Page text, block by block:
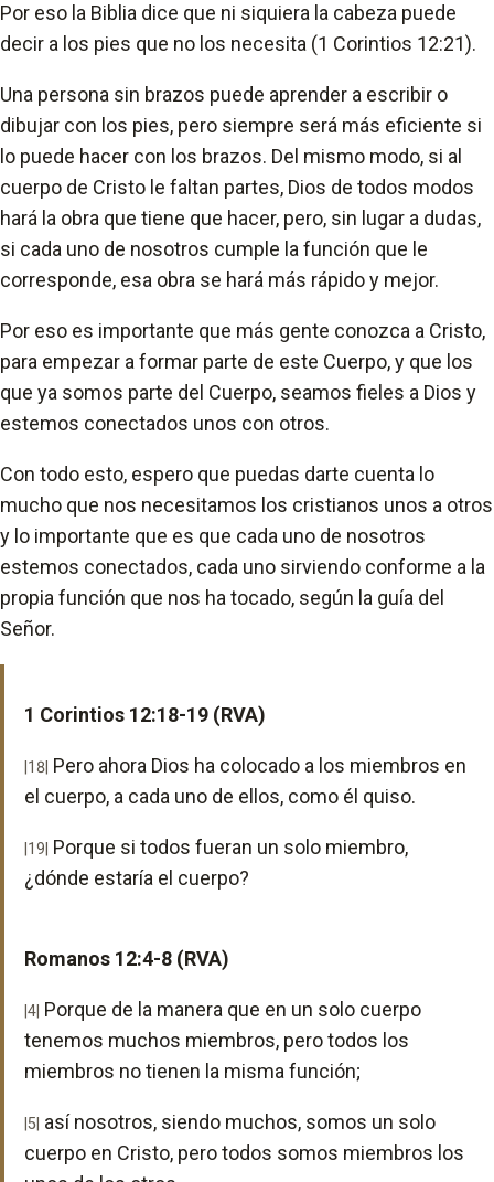
Por eso la Biblia dice que ni siquiera la cabeza puede
decir a los pies que no los necesita (1 Corintios 12:21).
Una persona sin brazos puede aprender a escribir o
dibujar con los pies, pero siempre será más eficiente si
lo puede hacer con los brazos. Del mismo modo, si al
cuerpo de Cristo le faltan partes, Dios de todos modos
hará la obra que tiene que hacer, pero, sin lugar a dudas,
si cada uno de nosotros cumple la función que le
corresponde, esa obra se hará más rápido y mejor.
Por eso es importante que más gente conozca a Cristo,
para empezar a formar parte de este Cuerpo, y que los
que ya somos parte del Cuerpo, seamos fieles a Dios y
estemos conectados unos con otros.
Con todo esto, espero que puedas darte cuenta lo
mucho que nos necesitamos los cristianos unos a otros
y lo importante que es que cada uno de nosotros
estemos conectados, cada uno sirviendo conforme a la
propia función que nos ha tocado, según la guía del
Señor.
1 Corintios 12:18-19 (RVA)
|18| Pero ahora Dios ha colocado a los miembros en
el cuerpo, a cada uno de ellos, como él quiso.
|19| Porque si todos fueran un solo miembro,
¿dónde estaría el cuerpo?
Romanos 12:4-8 (RVA)
|4| Porque de la manera que en un solo cuerpo
tenemos muchos miembros, pero todos los
miembros no tienen la misma función;
|5| así nosotros, siendo muchos, somos un solo
cuerpo en Cristo, pero todos somos miembros los